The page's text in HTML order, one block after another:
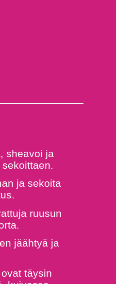
sheavoi ja
ja sekoita
ruusun
jäähtyä ja
täysin